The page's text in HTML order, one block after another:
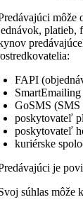
môže
platieb,
FAPI
GoSMS (SMS
poskytovateľ
poskytovateľ
kuriérske
je
súhlas môže